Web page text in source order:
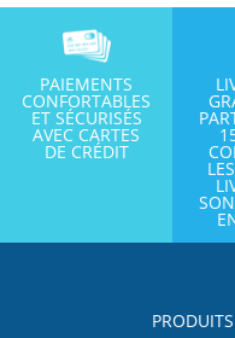
PAIEMENTS
CONFORTABLES
ET SÉCURISÉS
AVEC CARTES
DE CRÉDIT